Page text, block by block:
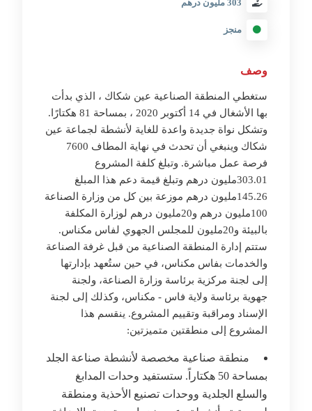
منجز
وصف
ستغطي المنطقة الصناعية عين شكاك ، الذي بدأت
بها الأشغال في 14 أكتوبر 2020 ، بمساحة 81 هكتارًا.
وتشكل نواة جديدة واعدة للغاية لأنشطة لجماعة عين
شكاك وينبغي أن تحدث في نهاية المطاف 7600
فرصة عمل مباشرة. وتبلغ كلفة المشروع
303.01مليون درهم وتبلغ قيمة دعم هذا المبلغ
145.26مليون درهم موزعة بين كل من وزارة الصناعة
100مليون درهم و20مليون درهم لوزارة المكلفة
بالبيئة و20مليون للمجلس الجهوي لفاس مكناس.
ستتم إدارة المنطقة الصناعية من قبل غرفة الصناعة
والخدمات بفاس مكناس، في حين ستُعهد بإدارتها
إلى لجنة مركزية برئاسة وزارة الصناعة، ولجنة
جهوية برئاسة ولاية فاس - مكناس، وكذلك إلى لجنة
الإسناد ومراقبة وتقييم المشروع. ينقسم هذا
المشروع إلى منطقتين متميزتين:
منطقة صناعية مخصصة لأنشطة صناعة الجلد
بمساحة 50 هكتاراً. ستستفيد وحدات المدابغ
والسلع الجلدية ووحدات تصنيع الأحذية ومنطقة